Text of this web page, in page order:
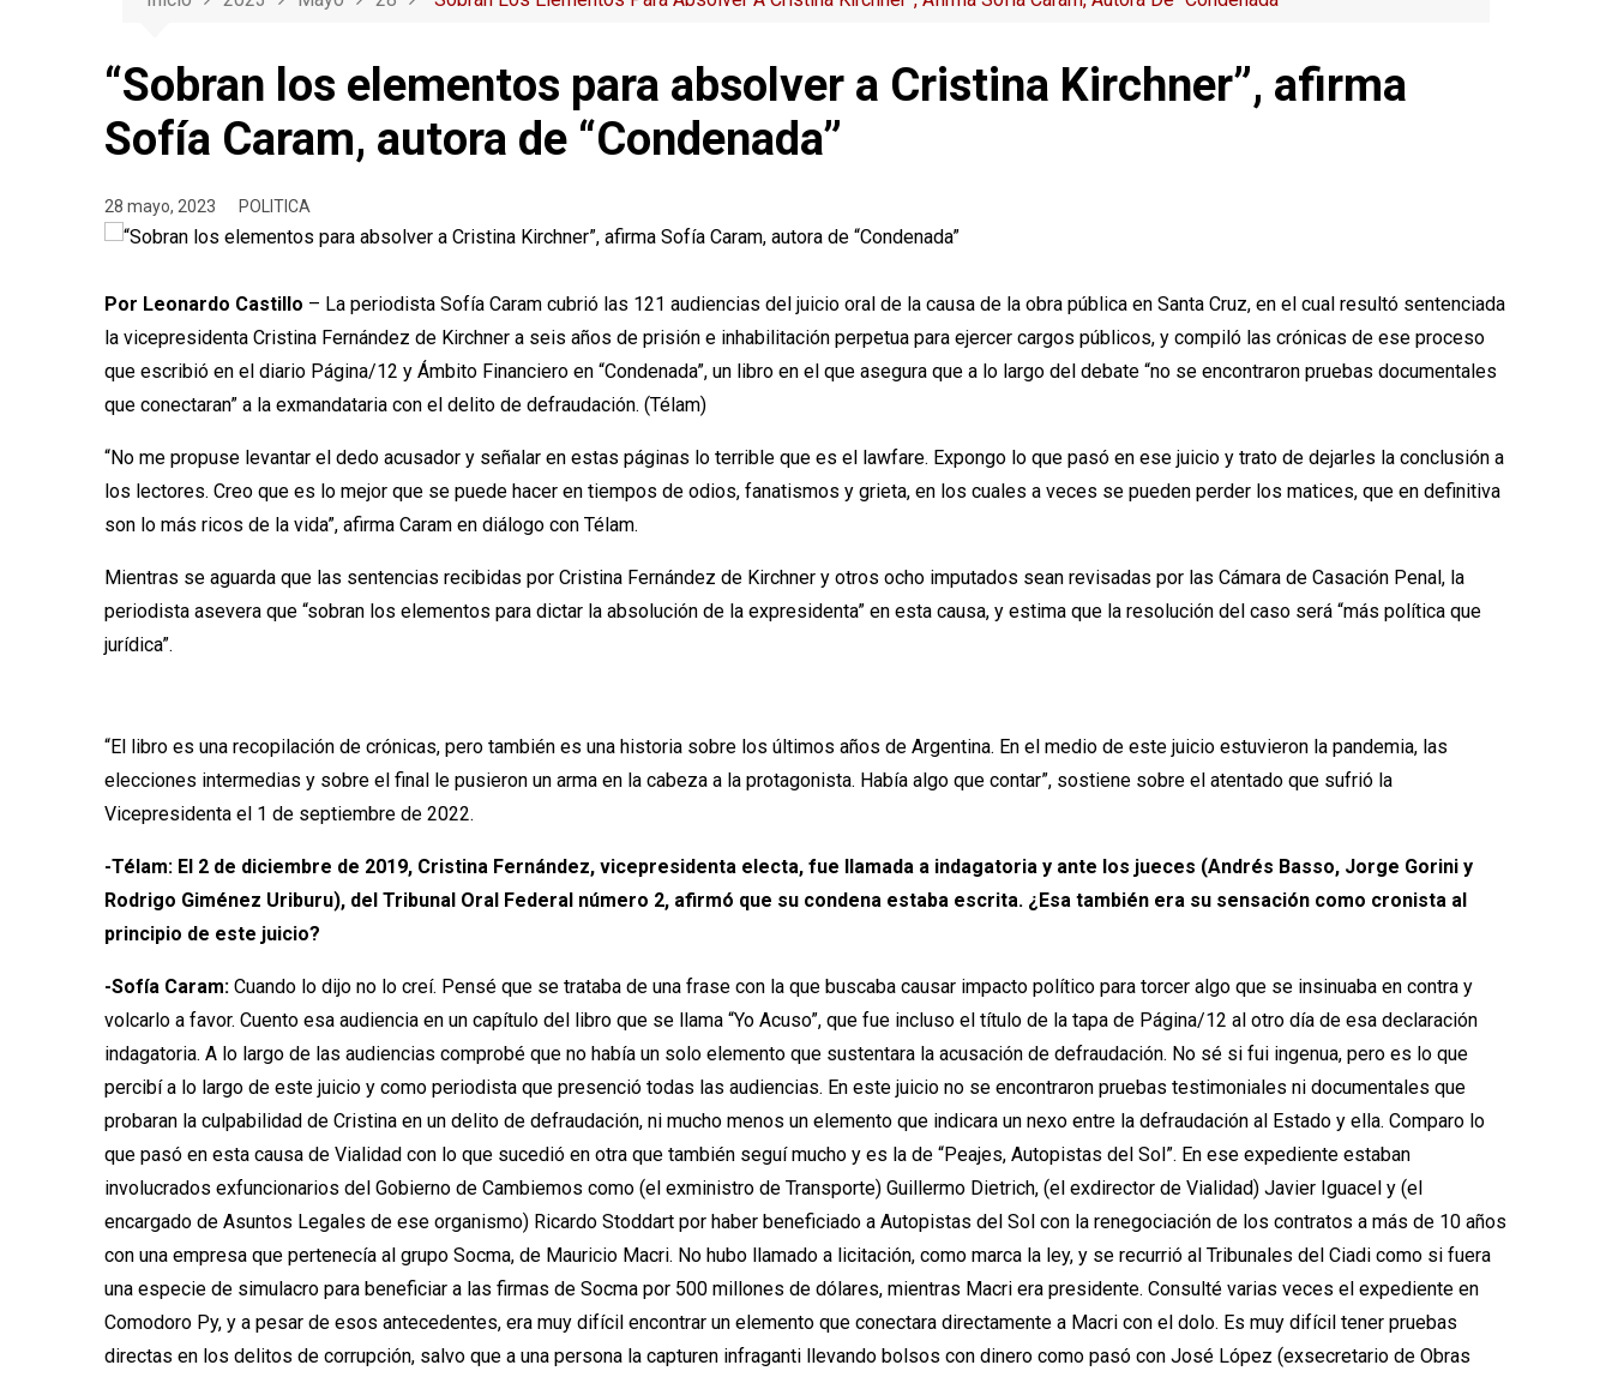
“Sobran los elementos para absolver a Cristina Kirchner”, afirma
Sofía Caram, autora de “Condenada”
28 mayo, 2023 POLITICA
Por Leonardo Castillo – La periodista Sofía Caram cubrió las 121 audiencias del juicio oral de la causa de la obra pública en Santa Cruz, en el cual resultó sentenciada
la vicepresidenta Cristina Fernández de Kirchner a seis años de prisión e inhabilitación perpetua para ejercer cargos públicos, y compiló las crónicas de ese proceso
que escribió en el diario Página/12 y Ámbito Financiero en “Condenada”, un libro en el que asegura que a lo largo del debate “no se encontraron pruebas documentales
que conectaran” a la exmandataria con el delito de defraudación. (Télam)
“No me propuse levantar el dedo acusador y señalar en estas páginas lo terrible que es el lawfare. Expongo lo que pasó en ese juicio y trato de dejarles la conclusión a
los lectores. Creo que es lo mejor que se puede hacer en tiempos de odios, fanatismos y grieta, en los cuales a veces se pueden perder los matices, que en definitiva
son lo más ricos de la vida”, afirma Caram en diálogo con Télam.
Mientras se aguarda que las sentencias recibidas por Cristina Fernández de Kirchner y otros ocho imputados sean revisadas por las Cámara de Casación Penal, la
periodista asevera que “sobran los elementos para dictar la absolución de la expresidenta” en esta causa, y estima que la resolución del caso será “más política que
jurídica”.
“El libro es una recopilación de crónicas, pero también es una historia sobre los últimos años de Argentina. En el medio de este juicio estuvieron la pandemia, las
elecciones intermedias y sobre el final le pusieron un arma en la cabeza a la protagonista. Había algo que contar”, sostiene sobre el atentado que sufrió la
Vicepresidenta el 1 de septiembre de 2022.
-Télam: El 2 de diciembre de 2019, Cristina Fernández, vicepresidenta electa, fue llamada a indagatoria y ante los jueces (Andrés Basso, Jorge Gorini y
Rodrigo Giménez Uriburu), del Tribunal Oral Federal número 2, afirmó que su condena estaba escrita. ¿Esa también era su sensación como cronista al
principio de este juicio?
-Sofía Caram: Cuando lo dijo no lo creí. Pensé que se trataba de una frase con la que buscaba causar impacto político para torcer algo que se insinuaba en contra y
volcarlo a favor. Cuento esa audiencia en un capítulo del libro que se llama “Yo Acuso”, que fue incluso el título de la tapa de Página/12 al otro día de esa declaración
indagatoria. A lo largo de las audiencias comprobé que no había un solo elemento que sustentara la acusación de defraudación. No sé si fui ingenua, pero es lo que
percibí a lo largo de este juicio y como periodista que presenció todas las audiencias. En este juicio no se encontraron pruebas testimoniales ni documentales que
probaran la culpabilidad de Cristina en un delito de defraudación, ni mucho menos un elemento que indicara un nexo entre la defraudación al Estado y ella. Comparo lo
que pasó en esta causa de Vialidad con lo que sucedió en otra que también seguí mucho y es la de “Peajes, Autopistas del Sol”. En ese expediente estaban
involucrados exfuncionarios del Gobierno de Cambiemos como (el exministro de Transporte) Guillermo Dietrich, (el exdirector de Vialidad) Javier Iguacel y (el
encargado de Asuntos Legales de ese organismo) Ricardo Stoddart por haber beneficiado a Autopistas del Sol con la renegociación de los contratos a más de 10 años
con una empresa que pertenecía al grupo Socma, de Mauricio Macri. No hubo llamado a licitación, como marca la ley, y se recurrió al Tribunales del Ciadi como si fuera
una especie de simulacro para beneficiar a las firmas de Socma por 500 millones de dólares, mientras Macri era presidente. Consulté varias veces el expediente en
Comodoro Py, y a pesar de esos antecedentes, era muy difícil encontrar un elemento que conectara directamente a Macri con el dolo. Es muy difícil tener pruebas
directas en los delitos de corrupción, salvo que a una persona la capturen infraganti llevando bolsos con dinero como pasó con José López (exsecretario de Obras